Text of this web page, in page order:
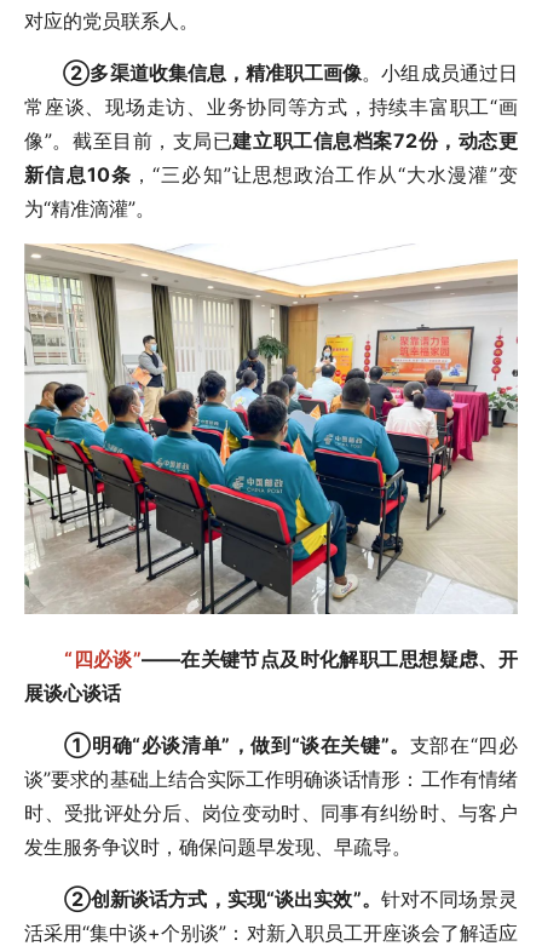
对应的党员联系人。
②多渠道收集信息，精准职工画像。小组成员通过日
常座谈、现场走访、业务协同等方式，持续丰富职工“画
像”。截至目前，支局已建立职工信息档案72份，动态更
新信息10条 ，“三必知”让思想政治工作从“大水漫灌”变
为“精准滴灌”。
“四必谈”——在关键节点及时化解职工思想疑虑、开
展谈心谈话
①明确“必谈清单”，做到“谈在关键”。 支部在“四必
谈”要求的基础上结合实际工作明确谈话情形：工作有情绪
时、受批评处分后、岗位变动时、同事有纠纷时、与客户
发生服务争议时，确保问题早发现、早疏导。
②创新谈话方式，实现“谈出实效”。 针对不同场景灵
活采用“集中谈+个别谈”：对新入职员工开座谈会了解适应